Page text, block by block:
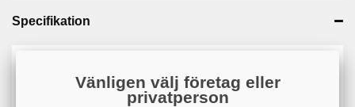
Specifikation
Artikelnummer KS00016-BLUWH
Vänligen välj företag eller
privatperson